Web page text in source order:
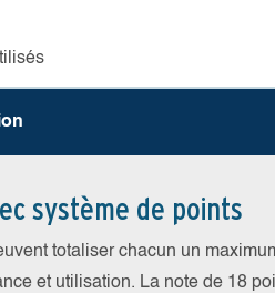
système de points
totaliser chacun un
et utilisation. La note de 18